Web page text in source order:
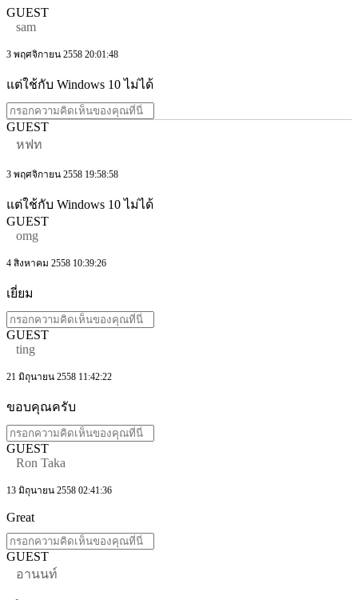
GUEST
sam
3 พฤศจิกายน 2558 20:01:48
แต่ใช้กับ Windows 10 ไม่ได้
GUEST
หฟท
3 พฤศจิกายน 2558 19:58:58
แต่ใช้กับ Windows 10 ไม่ได้
GUEST
omg
4 สิงหาคม 2558 10:39:26
เยี่ยม
GUEST
ting
21 มิถุนายน 2558 11:42:22
ขอบคุณครับ
GUEST
Ron Taka
13 มิถุนายน 2558 02:41:36
Great
GUEST
อานนท์